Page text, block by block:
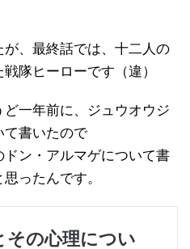
が、最終話では、十二人の
隊ヒーローです（違）
一年前に、ジュウオウジ
て書いたので
ン・アルマゲについて書
ったんです。